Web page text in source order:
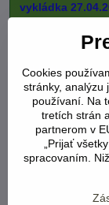
vykládka
palmy,
vykládka
olivovníky,
palmy,
Cookies
stránky, analýzu
používaní. Na
tretích strán
partnerom v
„Prijať
spracovaním.